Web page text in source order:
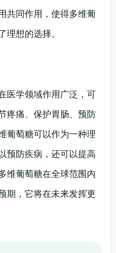
共同作用，使得多维葡
想的选择。
医学领域作用广泛，可
疼痛、保护胃肠、预防
葡萄糖可以作为一种理
预防疾病，还可以提高
维葡萄糖在全球范围内
期，它将在未来发挥更